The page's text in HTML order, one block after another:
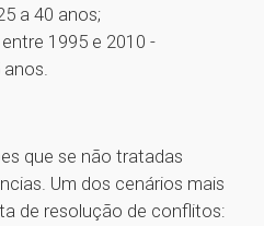
a 40 anos;
1995 e 2010 -
que se não tratadas
Um dos cenários mais
de resolução de conflitos: